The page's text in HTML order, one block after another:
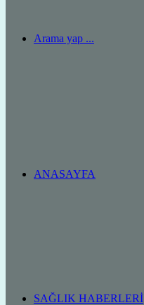
Arama yap ...
ANASAYFA
SAĞLIK HABERLERI